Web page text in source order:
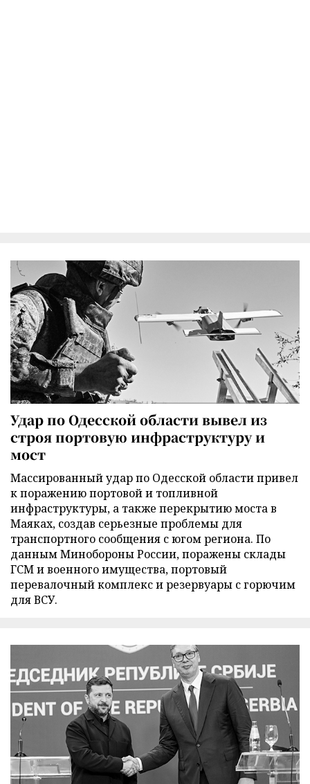
Удар по Одесской области вывел из
строя портовую инфраструктуру и
мост
Массированный удар по Одесской области привел
к поражению портовой и топливной
инфраструктуры, а также перекрытию моста в
Маяках, создав серьезные проблемы для
транспортного сообщения с югом региона. По
данным Минобороны России, поражены склады
ГСМ и военного имущества, портовый
перевалочный комплекс и резервуары с горючим
для ВСУ.